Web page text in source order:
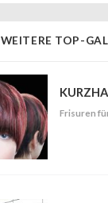
WEITERE TOP-
Frisuren